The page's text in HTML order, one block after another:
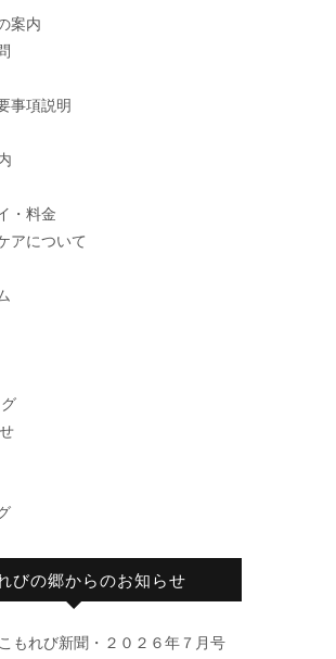
案内
事項説明
・料金
アについて
びの郷からのお知らせ
こもれび新聞・２０２６年７月号